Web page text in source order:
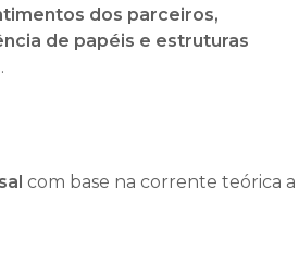
dos parceiros,
de papéis e estruturas
.
com base na corrente teórica a